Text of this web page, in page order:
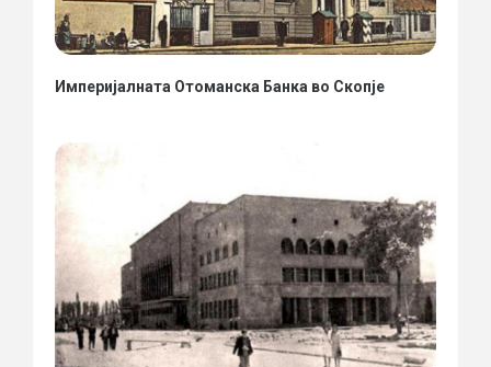
Империјалната Отоманска Банка во Скопје